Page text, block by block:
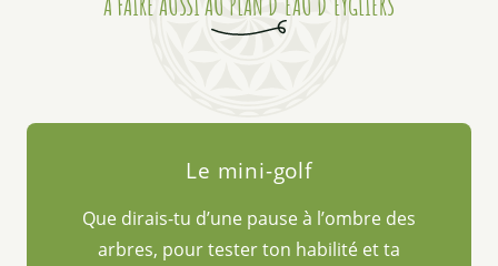
Le mini-golf
Que dirais-tu d’une pause à l’ombre des
arbres, pour tester ton habilité et ta